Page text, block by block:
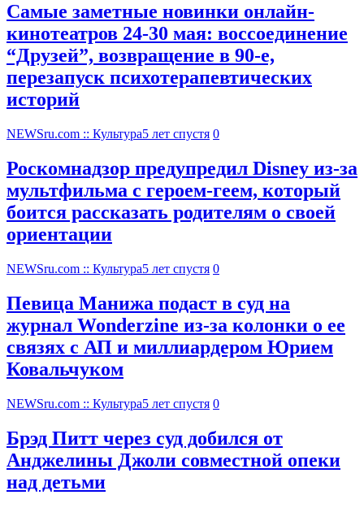
Самые заметные новинки онлайн-
кинотеатров 24-30 мая: воссоединение
“Друзей”, возвращение в 90-е,
перезапуск психотерапевтических
историй
NEWSru.com :: Культура5 лет спустя 0
Роскомнадзор предупредил Disney из-за
мультфильма c героем-геем, который
боится рассказать родителям о своей
ориентации
NEWSru.com :: Культура5 лет спустя 0
Певица Манижа подаст в суд на
журнал Wonderzine из-за колонки о ее
связях с АП и миллиардером Юрием
Ковальчуком
NEWSru.com :: Культура5 лет спустя 0
Брэд Питт через суд добился от
Анджелины Джоли совместной опеки
над детьми